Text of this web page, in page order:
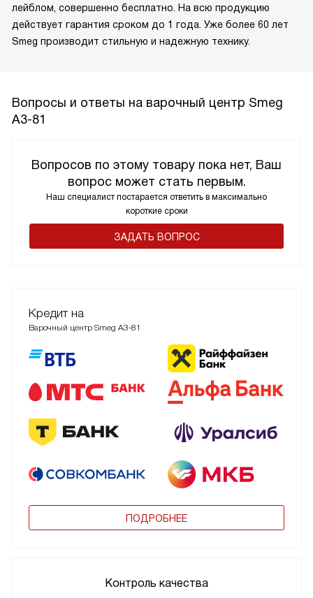
лейблом, совершенно бесплатно. На всю продукцию
действует гарантия сроком до 1 года. Уже более 60 лет
Smeg производит стильную и надежную технику.
Вопросы и ответы на варочный центр Smeg
A3-81
Вопросов по этому товару пока нет, Ваш
вопрос может стать первым.
Наш специалист постарается ответить в максимально
короткие сроки
ЗАДАТЬ ВОПРОС
Кредит на
Варочный центр Smeg A3-81
ПОДРОБНЕЕ
Контроль качества